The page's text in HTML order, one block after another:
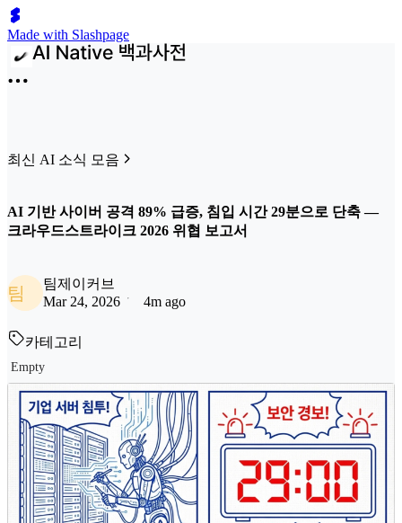
Made with Slashpage
최신 AI 소식 모음
AI 기반 사이버 공격 89% 급증, 침입 시간 29분으로 단축 —
크라우드스트라이크 2026 위협 보고서
팀
팀제이커브
Mar 24, 2026
4m ago
카테고리
Empty